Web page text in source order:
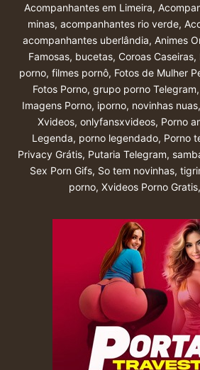
Acompanhantes em Limeira,
minas, acompanhantes rio verde,
acompanhantes uberlândia, Animes
Famosas, bucetas, Coroas Caseiras,
porno, filmes pornô, Fotos de Mulher
Fotos Porno, grupo porno Telegram,
Imagens Porno, iporno, novinhas nuas,
Xvideos, onlyfansxvideos, Porno
Legenda, porno legendado, Porno
Privacy Grátis, Putaria Telegram,
Sex Porn Gifs, So tem novinhas,
porno, Xvideos Porno Gratis,